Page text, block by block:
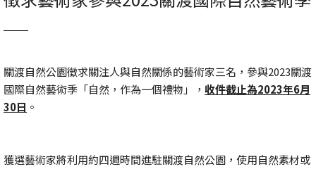
關渡自然公園徵求關注人與自然關係的藝術家三名，參與2023關渡
國際自然藝術季「自然，作為一個禮物」， 收件截止為2023年6月
30日 。
獲選藝術家將利用約四週時間進駐關渡自然公園，使用自然素材或